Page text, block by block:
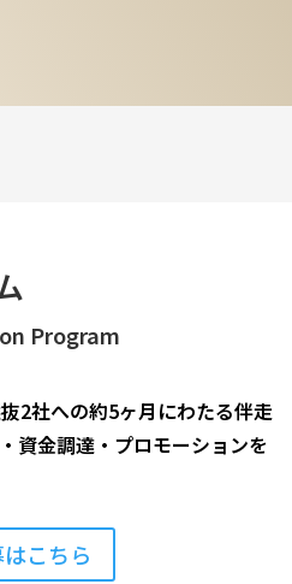
Program
2社への約5ヶ月にわたる伴走
資金調達・プロモーションを
こちら